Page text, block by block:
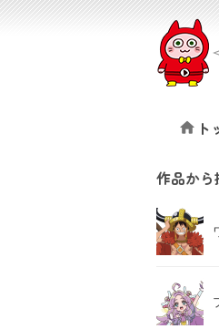
ト
作品から